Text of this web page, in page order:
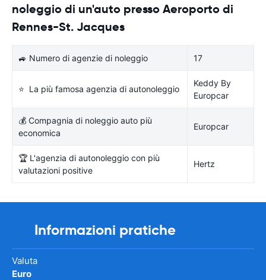
noleggio di un'auto presso Aeroporto di
Rennes-St. Jacques
🚙 Numero di agenzie di noleggio 17
⭐ La più famosa agenzia di autonoleggio
Keddy By
Europcar
💰 Compagnia di noleggio auto più
economica
Europcar
🏆 L'agenzia di autonoleggio con più
valutazioni positive
Hertz
Informazioni pratiche
Valuta
Euro